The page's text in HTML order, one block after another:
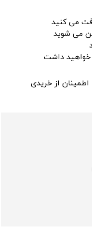
می ‌کنید
می ‌شوید
خواهید داشت
از خریدی